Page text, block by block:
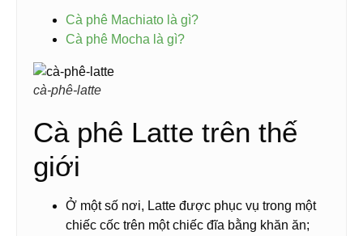
Cà phê Machiato là gì?
Cà phê Mocha là gì?
cà-phê-latte
Cà phê Latte trên thế
giới
Ở một số nơi, Latte được phục vụ trong một
chiếc cốc trên một chiếc đĩa bằng khăn ăn;